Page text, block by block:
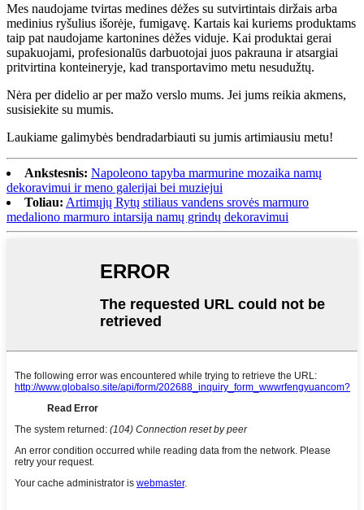
Mes naudojame tvirtas medines dėžes su sutvirtintais diržais arba
medinius ryšulius išorėje, fumigavę. Kartais kai kuriems produktams
taip pat naudojame kartonines dėžes viduje. Kai produktai gerai
supakuojami, profesionalūs darbuotojai juos pakrauna ir atsargiai
pritvirtina konteineryje, kad transportavimo metu nesudužtų.
Nėra per didelio ar per mažo verslo mums. Jei jums reikia akmens,
susisiekite su mumis.
Laukiame galimybės bendradarbiauti su jumis artimiausiu metu!
Ankstesnis: Napoleono tapyba marmurine mozaika namų
dekoravimui ir meno galerijai bei muziejui
Toliau: Artimųjų Rytų stiliaus vandens srovės marmuro
medaliono marmuro intarsija namų grindų dekoravimui